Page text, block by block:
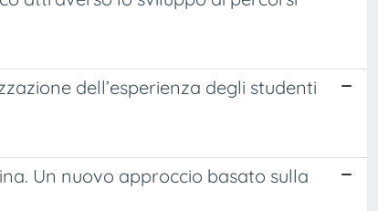
dell’esperienza degli studenti
Un nuovo approccio basato sulla